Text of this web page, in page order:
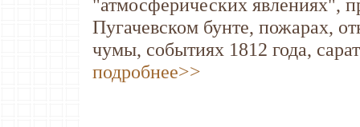
"атмосферических явлениях",
Пугачевском бунте, пожарах,
чумы, событиях 1812 года,
подробнее>>